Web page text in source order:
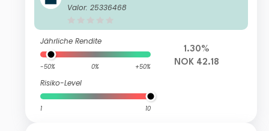
Valor: 25336468
Jährliche Rendite
-50% 0% +50%
Risiko-Level
1 10
1.30%
NOK 42.18